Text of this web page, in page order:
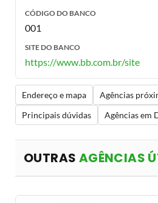
CÓDIGO DO BANCO
001
SITE DO BANCO
https://www.bb.com.br/site
Endereço e mapa
Agências
Principais dúvidas
Agências em
OUTRAS AGÊNCIAS